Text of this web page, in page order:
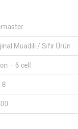
Muadili / Sıfır Ürün
on – 6 cell